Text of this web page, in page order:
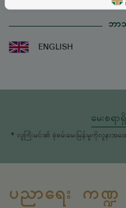
ဘာ
ENGLISH
မေးစရာ
* လူကြီးမင်း၏ စုံစမ်းမေးမြန်းမှုကိုလူနာအထ
ပညာရေး ကဏ္ဍ